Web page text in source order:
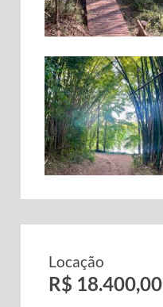
Locação
R$ 18.400,00